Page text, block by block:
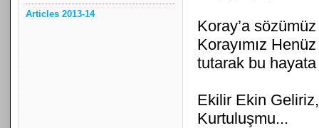
Articles 2013-14
Koray’a
Korayımız
tutarak bu
Ekilir Ekin
Kurtuluşmu...